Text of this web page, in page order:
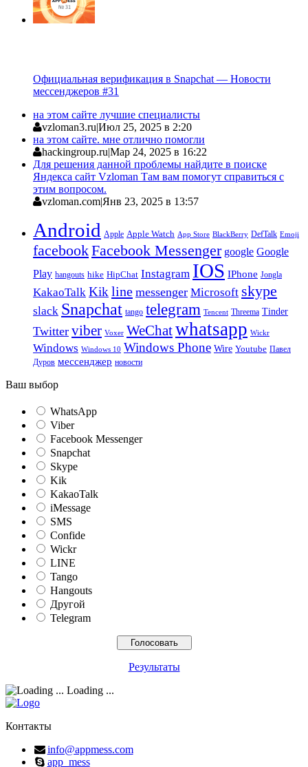
Официальная верификация в Snapchat — Новости
мессенджеров #31
на этом сайте лучшие специалисты
vzloman3.ru|Июл 25, 2025 в 2:20
на этом сайте. мне отлично помогли
hackingroup.ru|Мар 24, 2025 в 16:22
Для решения данной проблемы найдите в поиске
Яндекса сайт Vzloman Там вам помогут справиться с
этим вопросом.
vzloman.com|Янв 23, 2025 в 13:57
Android Apple Apple Watch App Store BlackBerry DefTalk Emoji
facebookFacebook Messenger google Google
Play hangouts hike HipChat Instagram IOS IPhone Jongla
KakaoTalk Kik line messenger Microsoft skype
slack Snapchat tango telegram Tencent Threema Tinder
Twitter viber Voxer WeChatwhatsapp Wickr
Windows Windows 10 Windows Phone Wire Youtube Павел
Дуров мессенджер новости
Ваш выбор
WhatsApp
Viber
Facebook Messenger
Snapchat
Skype
Kik
KakaoTalk
iMessage
SMS
Confide
Wickr
LINE
Tango
Hangouts
Другой
Telegram
Результаты
Loading ...
Контакты
info@appmess.com
app_mess